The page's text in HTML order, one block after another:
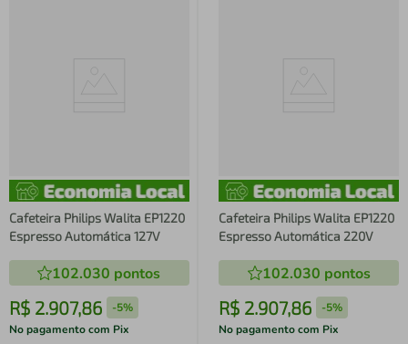
Cafeteira Philips Walita EP1220
Espresso Automática 127V
102.030 pontos
R$ 2.907,86 -5%
No pagamento com Pix
Cafeteira Philips Walita EP1220
Espresso Automática 220V
102.030 pontos
R$ 2.907,86 -5%
No pagamento com Pix